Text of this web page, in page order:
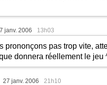
janv. 2006 13h03
prononçons pas trop vite,
donnera réellement le jeu
27 janv. 2006 21h10